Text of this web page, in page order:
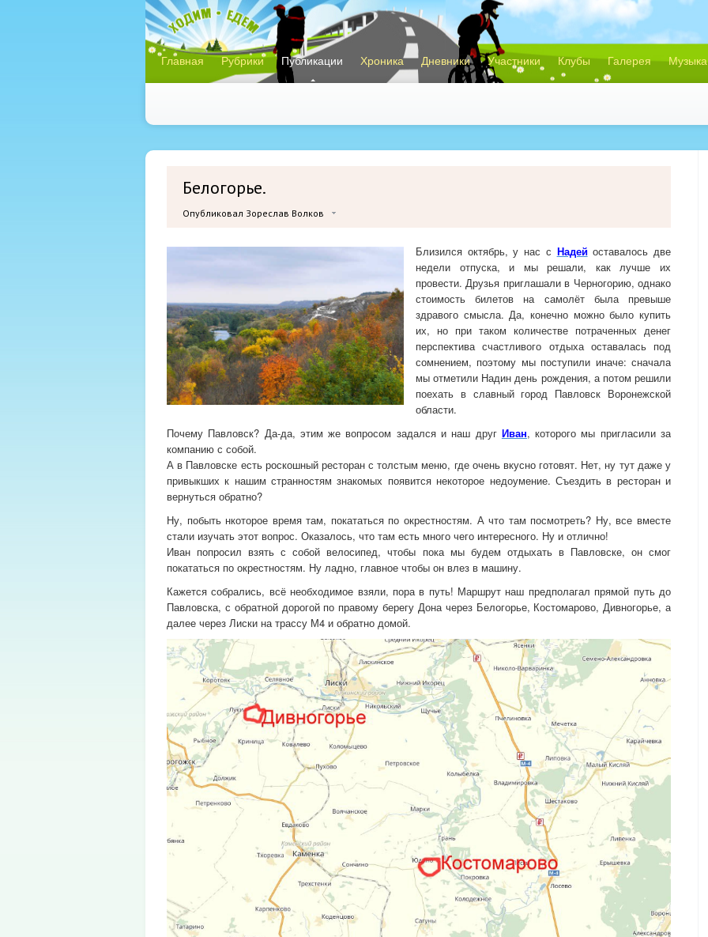
Главная Рубрики Публикации Хроника Дневники Участники Клубы Галерея Музыка
Белогорье.
Опубликовал Зореслав Волков
Близился октябрь, у нас с Надейоставалось две
недели отпуска, и мы решали, как лучше их
провести. Друзья приглашали в Черногорию, однако
стоимость билетов на самолёт была превыше
здравого смысла. Да, конечно можно было купить
их, но при таком количестве потраченных денег
перспектива счастливого отдыха оставалась под
сомнением, поэтому мы поступили иначе: сначала
мы отметили Надин день рождения, а потом решили
поехать в славный город Павловск Воронежской
области.
Почему Павловск? Да-да, этим же вопросом задался и наш друг Иван, которого мы пригласили за
компанию с собой.
А в Павловске есть роскошный ресторан с толстым меню, где очень вкусно готовят. Нет, ну тут даже у
привыкших к нашим странностям знакомых появится некоторое недоумение. Съездить в ресторан и
вернуться обратно?
Ну, побыть нкоторое время там, покататься по окрестностям. А что там посмотреть? Ну, все вместе
стали изучать этот вопрос. Оказалось, что там есть много чего интересного. Ну и отлично!
Иван попросил взять с собой велосипед, чтобы пока мы будем отдыхать в Павловске, он смог
покататься по окрестностям. Ну ладно, главное чтобы он влез в машину.
Кажется собрались, всё необходимое взяли, пора в путь! Маршрут наш предполагал прямой путь до
Павловска, с обратной дорогой по правому берегу Дона через Белогорье, Костомарово, Дивногорье, а
далее через Лиски на трассу М4 и обратно домой.